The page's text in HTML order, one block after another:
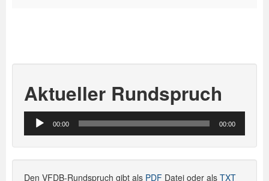
Aktueller Rundspruch
Audio-
Player
00:00 00:00
Den VFDB-Rundspruch gibt als PDF Datei oder als TXT